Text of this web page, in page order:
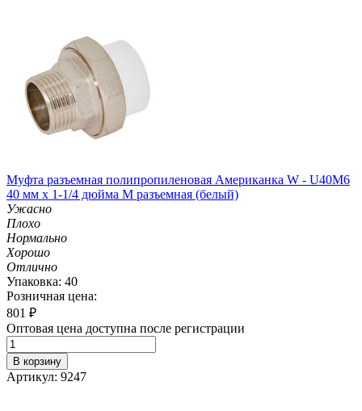
Муфта разъемная полипропиленовая Американка W - U40M6
40 мм х 1-1/4 дюйма M разъемная (белый)
Ужасно
Плохо
Нормально
Хорошо
Отлично
Упаковка: 40
Розничная цена:
801 ₽
Оптовая цена доступна после регистрации
В корзину
Артикул: 9247